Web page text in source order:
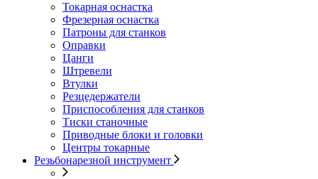
Токарная оснастка
Фрезерная оснастка
Патроны для станков
Оправки
Цанги
Штревели
Втулки
Резцедержатели
Приспособления для станков
Тиски станочные
Приводные блоки и головки
Центры токарные
Резьбонарезной инструмент